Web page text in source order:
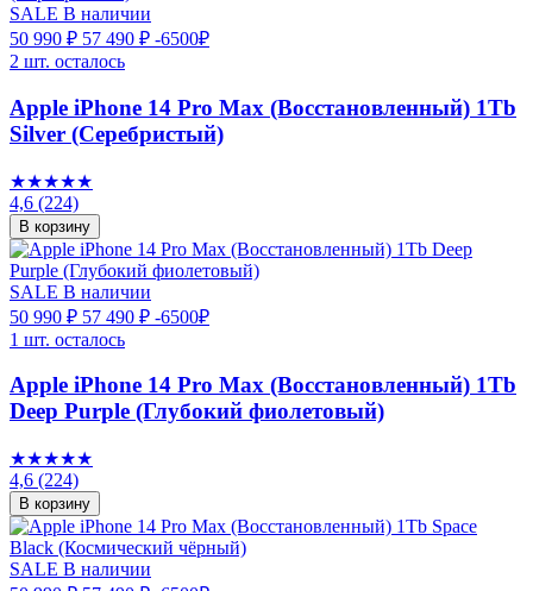
SALE В наличии
50 990 ₽ 57 490 ₽ -6500₽
2 шт. осталось
Apple iPhone 14 Pro Max (Восстановленный) 1Tb
Silver (Серебристый)
★★★★★
4,6 (224)
В корзину
SALE В наличии
50 990 ₽ 57 490 ₽ -6500₽
1 шт. осталось
Apple iPhone 14 Pro Max (Восстановленный) 1Tb
Deep Purple (Глубокий фиолетовый)
★★★★★
4,6 (224)
В корзину
SALE В наличии